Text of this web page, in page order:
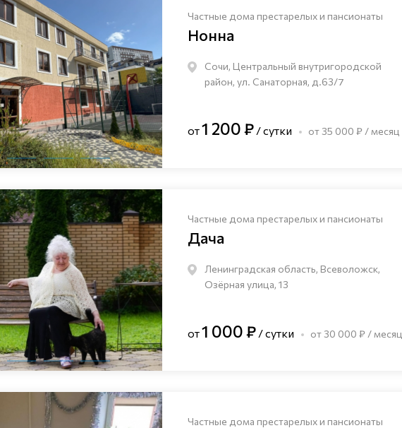
Частные дома престарелых и пансионаты
Нонна
Сочи, Центральный внутригородской
район, ул. Санаторная, д.63/7
от1 200 ₽ / сутки от 35 000 ₽ / месяц
Частные дома престарелых и пансионаты
Дача
Ленинградская область, Всеволожск,
Озёрная улица, 13
от1 000 ₽ / сутки от 30 000 ₽ / месяц
Частные дома престарелых и пансионаты